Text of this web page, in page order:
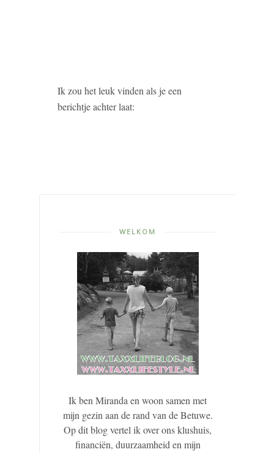
Ik zou het leuk vinden als je een
berichtje achter laat:
WELKOM
Ik ben Miranda en woon samen met
mijn gezin aan de rand van de Betuwe.
Op dit blog vertel ik over ons klushuis,
financiën, duurzaamheid en mijn